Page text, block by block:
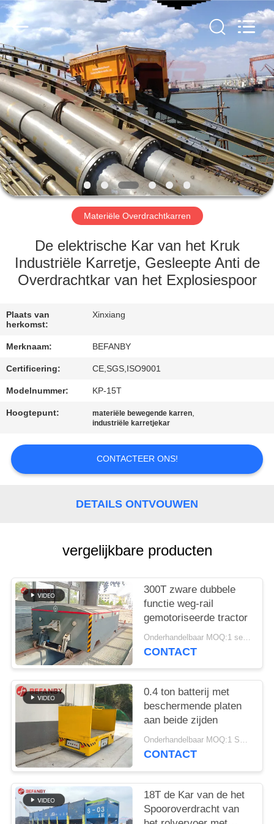
HUIS
PRODUCTEN
ONGEVEER
ONS
FABRIEKSREIS
KWALITEITSCONTROLE
CONTACTEER
VERZOEK
OM EEN
CITAAT
SITEMAP
Hundred
Percent
Electrical
Mechanical
Co.,Ltd.
All
Rights
Reserved.
Materiële Overdrachtkarren
De elektrische Kar van het Kruk
Industriële Karretje, Gesleepte Anti de
Overdrachtkar van het Explosiespoor
Plaats van
herkomst:
Xinxiang
Merknaam: BEFANBY
Certificering: CE,SGS,ISO9001
Modelnummer: KP-15T
Hoogtepunt: materiële bewegende karren,
industriële karretjekar
CONTACTEER ONS!
DETAILS ONTVOUWEN
vergelijkbare producten
300T zware dubbele
functie weg-rail
gemotoriseerde tractor
Onderhandelbaar MOQ:1 set/sets
CONTACT
0.4 ton batterij met
beschermende platen
aan beide zijden
Onderhandelbaar MOQ:1 Set/Sets
CONTACT
18T de Kar van de het
Spooroverdracht van